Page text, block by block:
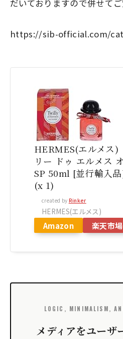
だいておりますので併せて
https://sib-official.com/
HERMES(エルメス)
リー ドゥ エルメス
SP 50ml [並行輸入
(x 1)
created by Rinker
HERMES(エルメス)
Amazon 楽天市場
LOGIC, MINIMALISM,
メディアをユーザ